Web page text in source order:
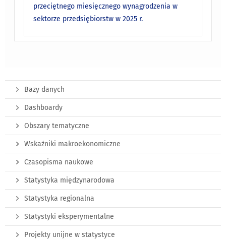
przeciętnego miesięcznego wynagrodzenia w
sektorze przedsiębiorstw w 2025 r.
Bazy danych
Dashboardy
Obszary tematyczne
Wskaźniki makroekonomiczne
Czasopisma naukowe
Statystyka międzynarodowa
Statystyka regionalna
Statystyki eksperymentalne
Projekty unijne w statystyce